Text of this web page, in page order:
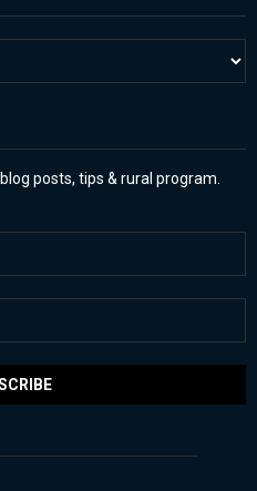
posts, tips & rural program.